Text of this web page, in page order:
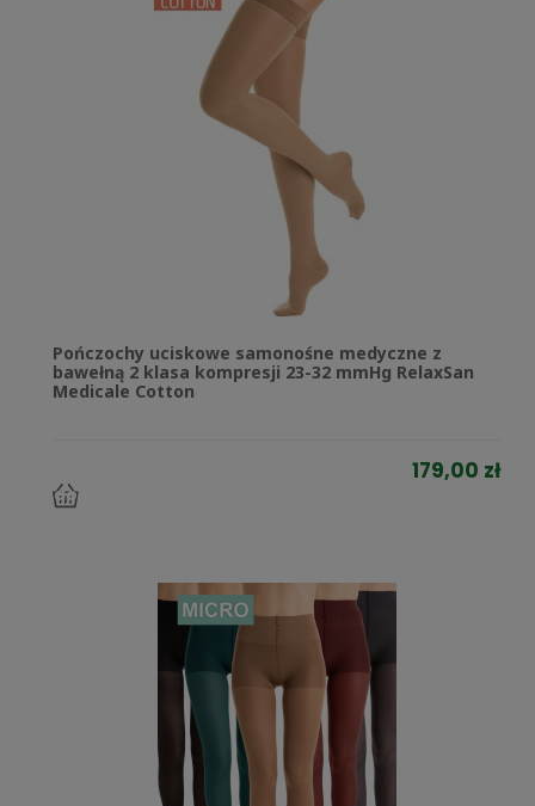
Pończochy uciskowe samonośne medyczne z
bawełną 2 klasa kompresji 23-32 mmHg RelaxSan
Medicale Cotton
179,00 zł
do